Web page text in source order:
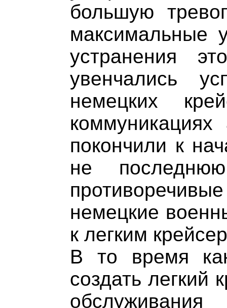
большую
максимальные
устранения
увенчались
немецких
коммуникациях
покончили к
не
немецкие
к легким
В то время
создать легкий
обслуживания